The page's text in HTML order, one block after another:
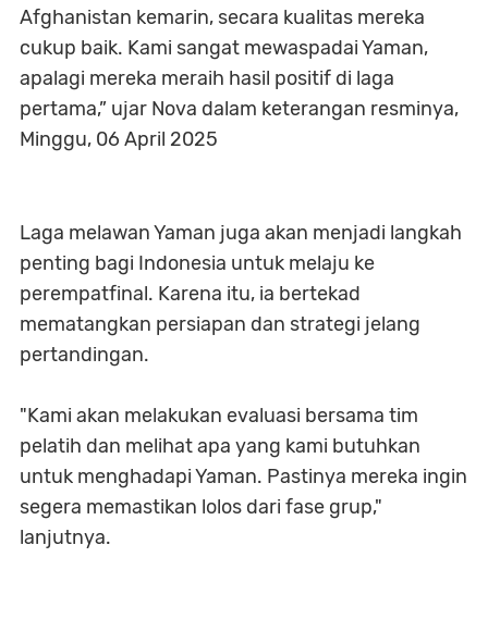
Afghanistan kemarin, secara kualitas mereka
cukup baik. Kami sangat mewaspadai Yaman,
apalagi mereka meraih hasil positif di laga
pertama,” ujar Nova dalam keterangan resminya,
Minggu, 06 April 2025
Laga melawan Yaman juga akan menjadi langkah
penting bagi Indonesia untuk melaju ke
perempatfinal. Karena itu, ia bertekad
mematangkan persiapan dan strategi jelang
pertandingan.
"Kami akan melakukan evaluasi bersama tim
pelatih dan melihat apa yang kami butuhkan
untuk menghadapi Yaman. Pastinya mereka ingin
segera memastikan lolos dari fase grup,"
lanjutnya.